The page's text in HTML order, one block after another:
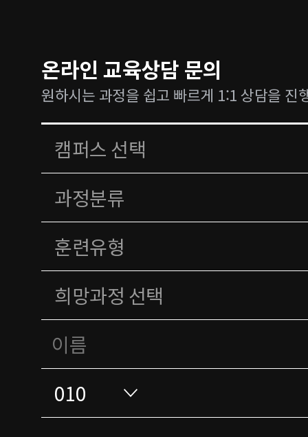
온라인 교육상담 문의
원하시는 과정을 쉽고 빠르게 1:1 상담을 진